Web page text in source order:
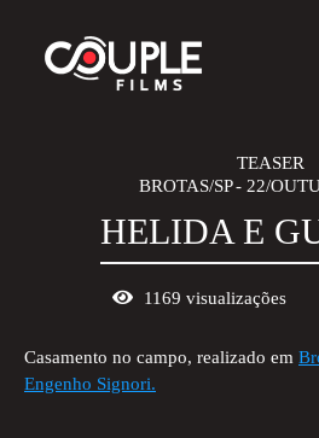
TEASER
BROTAS/SP
22/
HELIDA E
1169 visualizações
Casamento no campo, realizado em
Engenho Signori.